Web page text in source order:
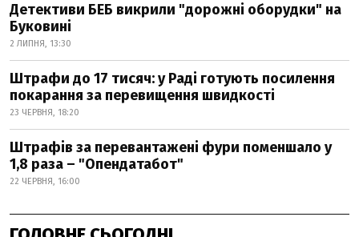
Детективи БЕБ викрили "дорожні оборудки" на
Буковині
2 ЛИПНЯ, 13:30
Штрафи до 17 тисяч: у Раді готують посилення
покарання за перевищення швидкості
23 ЧЕРВНЯ, 18:20
Штрафів за перевантажені фури поменшало у
1,8 раза – "Опендатабот"
22 ЧЕРВНЯ, 16:00